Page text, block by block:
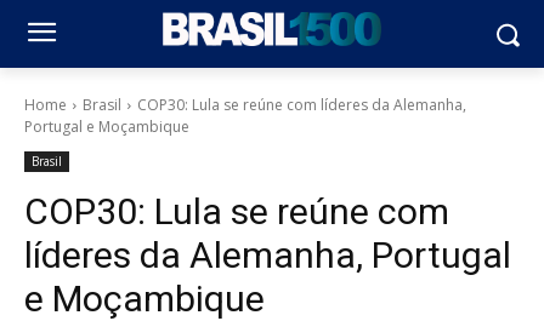
Home Brasil
COP30: Lula se reúne com líderes da Alemanha,
Portugal e Moçambique
Brasil
COP30: Lula se reúne com
líderes da Alemanha, Portugal
e Moçambique